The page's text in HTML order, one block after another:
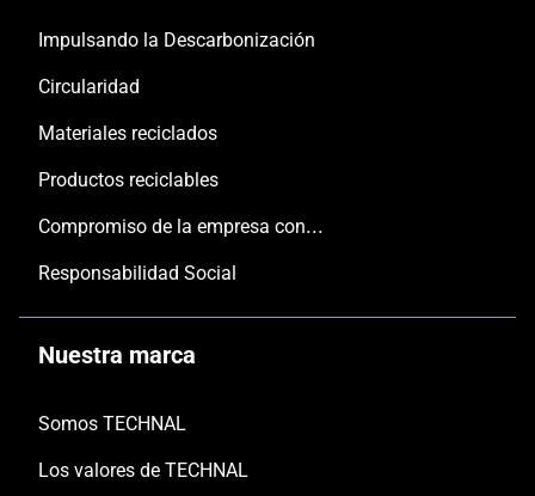
Impulsando la Descarbonización
Circularidad
Materiales reciclados
Productos reciclables
Compromiso de la empresa con las personas y el planeta
Responsabilidad Social
Nuestra marca
Somos TECHNAL
Los valores de TECHNAL